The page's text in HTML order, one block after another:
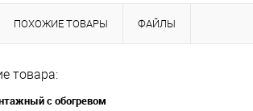
ПОХОЖИЕ ТОВАРЫ ФАЙЛЫ
товара:
с обогревом